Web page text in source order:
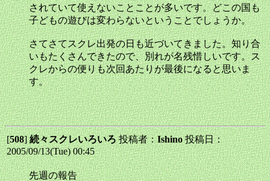
されていて使えないことことが多いです。どこの国も
子どもの遊びは変わらないということでしょうか。
さてさてスクレ出発の日も近づいてきました。知り合
いもたくさんできたので、別れが名残惜しいです。ス
クレからの便りも次回あたりが最後になると思いま
す。
[508]続々スクレいろいろ投稿者：Ishino投稿日：
2005/09/13(Tue) 00:45
先週の報告